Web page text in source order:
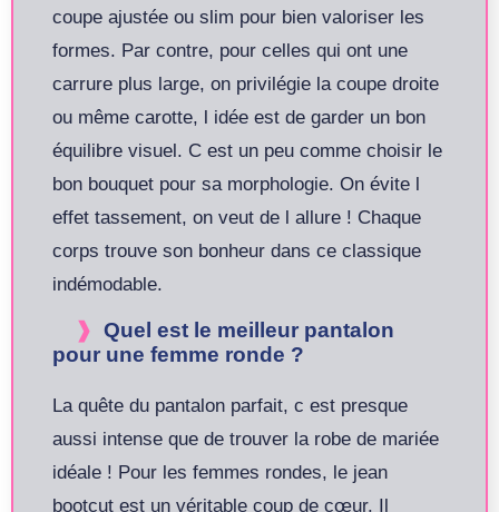
coupe ajustée ou slim pour bien valoriser les
formes. Par contre, pour celles qui ont une
carrure plus large, on privilégie la coupe droite
ou même carotte, l idée est de garder un bon
équilibre visuel. C est un peu comme choisir le
bon bouquet pour sa morphologie. On évite l
effet tassement, on veut de l allure ! Chaque
corps trouve son bonheur dans ce classique
indémodable.
Quel est le meilleur pantalon
pour une femme ronde ?
La quête du pantalon parfait, c est presque
aussi intense que de trouver la robe de mariée
idéale ! Pour les femmes rondes, le jean
bootcut est un véritable coup de cœur. Il